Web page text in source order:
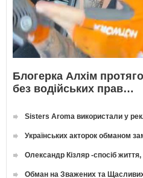
Блогерка Алхім
без водійських прав…
Sisters Aroma використали у
Українських акторок обманом
Олександр Кізляр -спосіб
Обман на Зважених та